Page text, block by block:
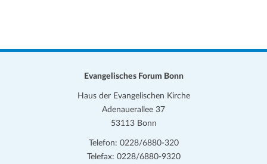
Evangelisches Forum Bonn
Haus der Evangelischen Kirche
Adenauerallee 37
53113 Bonn
Telefon: 0228/6880-320
Telefax: 0228/6880-9320